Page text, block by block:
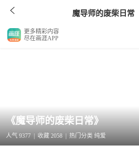
魔导师的废柴日常
更多精彩内容
尽在画涯APP
《魔导师的废柴日常》
人气 9377 | 收藏 2058 | 热门分类 纯爱